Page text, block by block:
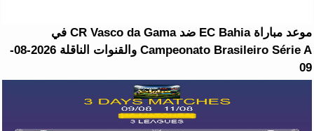
موعد مباراة EC Bahia ضد CR Vasco da Gama في
Campeonato Brasileiro Série A والقنوات الناقلة 2026-08-
09